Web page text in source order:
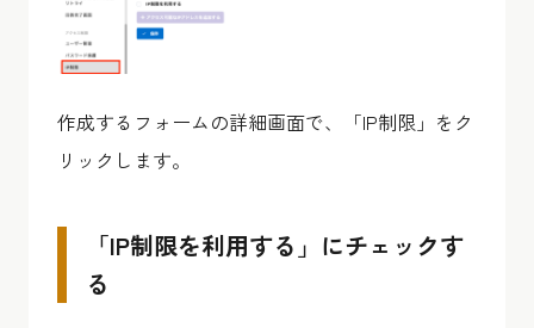
作成するフォームの詳細画面で、「IP制限」をク
リックします。
「IP制限を利用する」にチェックす
る